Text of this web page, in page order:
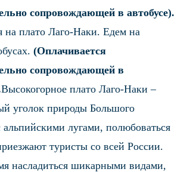
сопровождающей в автобусе).
на плато Лаго-Наки. Едем на
(Оплачивается
сопровождающей в
Высокогорное плато Лаго-Наки –
уголок природы Большого
альпийскими лугами, полюбоваться
туристы со всей России.
насладиться шикарными видами,